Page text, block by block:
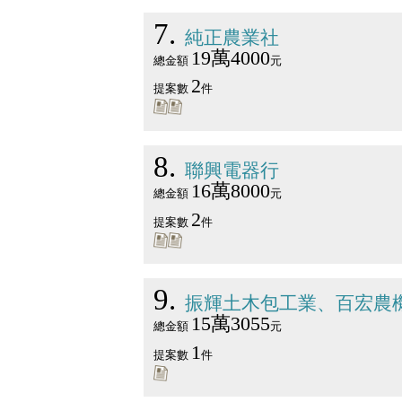
7 純正農業社
總金額 19萬4000元
提案數 2件
8 聯興電器行
總金額 16萬8000元
提案數 2件
9 振輝土木包工業、百宏農
總金額 15萬3055元
提案數 1件